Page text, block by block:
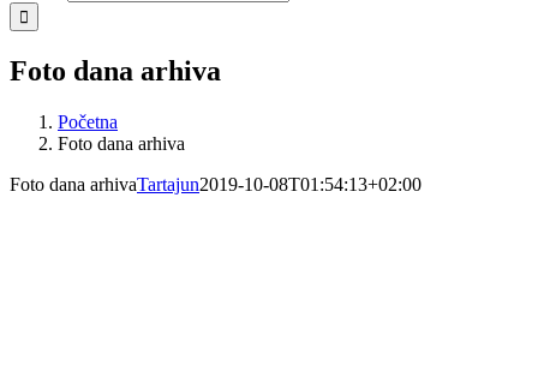
Foto dana arhiva
Početna
Foto dana arhiva
Foto dana arhivaTartajun2019-10-08T01:54:13+02:00